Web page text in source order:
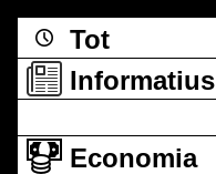
Tot
Informatius
Economia